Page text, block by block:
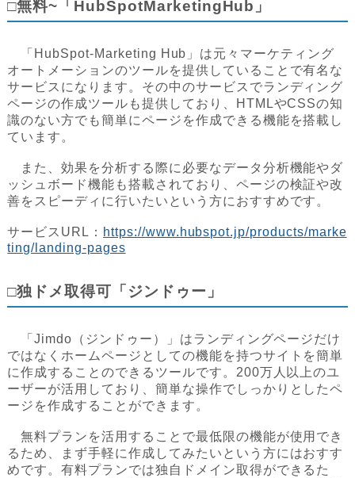
□無料~「HubSpotMarketingHub」
「HubSpot-Marketing Hub」は元々マーケティング
オートメーションのツールを提供していることで有名な
サービスになります。その中のサービスでランディング
ページの作成ツールも提供しており、HTMLやCSSの知
識のない方でも簡単にページを作成できる機能を搭載し
ています。
また、効果を分析する際に必要なデータ分析機能やダ
ッシュボード機能も搭載されており、ページの検証や改
善をスピーディに行いたいという方におすすめです。
サービスURL： https://www.hubspot.jp/products/marke
ting/landing-pages
□独ドメ取得可「ジンドゥー」
「Jimdo（ジンドゥー）」はランディングページだけ
ではなくホームページとしての機能を持つサイトを簡単
に作成することのできるツールです。200万人以上のユ
ーザーが活用しており、簡単な操作でしっかりとしたペ
ージを作成することができます。
無料プランを活用することで最低限の機能が使用でき
るため、まず手軽に作成してみたいという方にはおすす
めです。有料プランでは独自ドメイン取得ができるた